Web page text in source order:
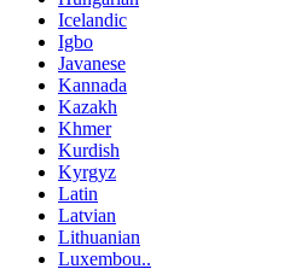
Icelandic
Igbo
Javanese
Kannada
Kazakh
Khmer
Kurdish
Kyrgyz
Latin
Latvian
Lithuanian
Luxembou..